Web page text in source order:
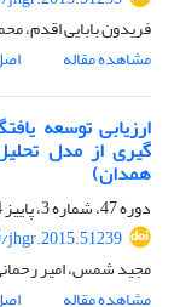
فریدون بابایی اقدم،
مشاهده مقاله
ارزیابی توسعه
گیری از مدل
همدان)
دوره 47، شماره 3، پاییز 1394، صفحه
jhgr.2015.51239
مجید شمس، امیر
مشاهده مقاله